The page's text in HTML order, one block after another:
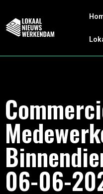
06-06-